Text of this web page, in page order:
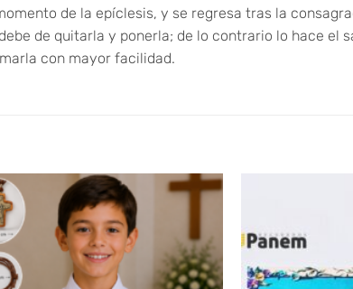
de la epíclesis, y se regresa tras la
de quitarla y ponerla; de lo contrario lo hace el
con mayor facilidad.